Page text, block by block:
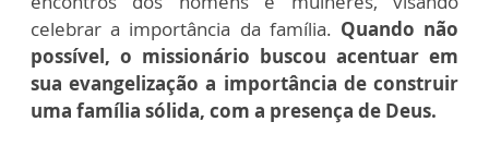
celebrar a importância da família. Quando não
possível, o missionário buscou acentuar em
sua evangelização a importância de construir
uma família sólida, com a presença de Deus.